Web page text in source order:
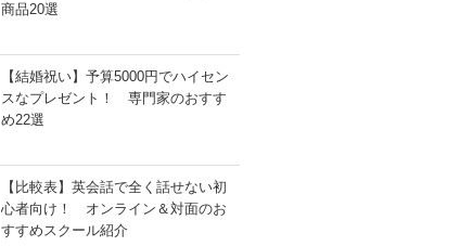
商品20選
【結婚祝い】予算5000円でハイセン
スなプレゼント！ 専門家のおすす
め22選
【比較表】英会話で全く話せない初
心者向け！ オンライン＆対面のお
すすめスクール紹介